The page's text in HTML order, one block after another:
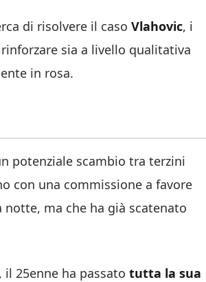
di risolvere il caso Vlahovic, i
sia a livello qualitativa
in rosa.
potenziale scambio tra terzini
con una commissione a favore
ma che ha già scatenato
il 25enne ha passato tutta la sua